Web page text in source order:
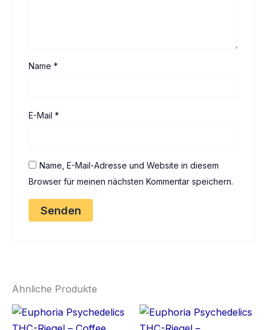
Name*
E-Mail*
Name, E-Mail-Adresse und Website in diesem
Browser für meinen nächsten Kommentar speichern.
Ähnliche Produkte